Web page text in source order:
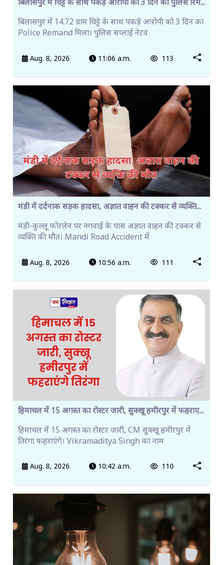
बिलासपुर में चिट्टे के साथ पकड़े आरोपी को 3 दिन का पुलिस रिम...
बिलासपुर में 14.72 ग्राम चिट्टे के साथ पकड़े आरोपी को 3 दिन का
Police Remand मिला। पुलिस सप्लाई नेटव
Aug. 8, 2026 11:06 a.m. 113
मंडी में दर्दनाक सड़क हादसा, अज्ञात वाहन की टक्कर से व्यक्ति...
मंडी-कुल्लू फोरलेन पर नगवाईं के पास अज्ञात वाहन की टक्कर से
व्यक्ति की मौत। Mandi Road Accident में
Aug. 8, 2026 10:56 a.m. 111
हिमाचल में 15 अगस्त का रोस्टर जारी, सुक्खू हमीरपुर में फहराए...
हिमाचल में 15 अगस्त का रोस्टर जारी, CM सुक्खू हमीरपुर में
तिरंगा फहराएंगे। Vikramaditya Singh का नाम
Aug. 8, 2026 10:42 a.m. 110